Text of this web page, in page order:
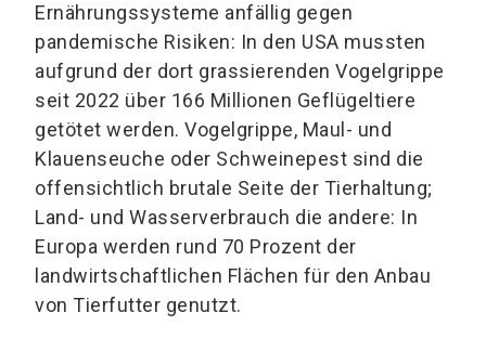
Ernährungssysteme anfällig gegen
pandemische Risiken: In den USA mussten
aufgrund der dort grassierenden Vogelgrippe
seit 2022 über 166 Millionen Geflügeltiere
getötet werden. Vogelgrippe, Maul- und
Klauenseuche oder Schweinepest sind die
offensichtlich brutale Seite der Tierhaltung;
Land- und Wasserverbrauch die andere: In
Europa werden rund 70 Prozent der
landwirtschaftlichen Flächen für den Anbau
von Tierfutter genutzt.